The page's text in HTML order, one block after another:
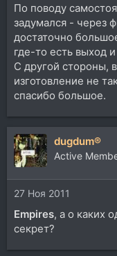
По поводу
задумался - через
достаточно
где-то есть выход
С другой стороны,
изготовление не
спасибо большое.
dugdum®
Active
27 Ноя 2011
Empires, а о каких
секрет?